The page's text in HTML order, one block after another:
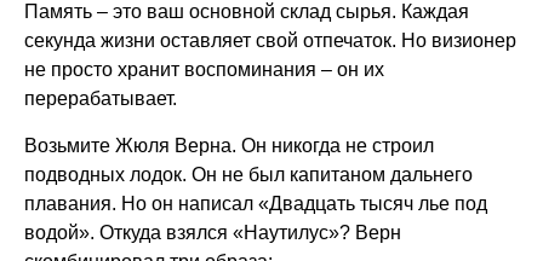
Память – это ваш основной склад сырья. Каждая
секунда жизни оставляет свой отпечаток. Но визионер
не просто хранит воспоминания – он их
перерабатывает.
Возьмите Жюля Верна. Он никогда не строил
подводных лодок. Он не был капитаном дальнего
плавания. Но он написал «Двадцать тысяч лье под
водой». Откуда взялся «Наутилус»? Верн